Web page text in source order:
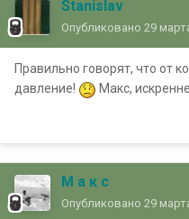
Stanislav
Опубликовано 29
Правильно говорят, что от
давление!
Макс,
М а к с
Опубликовано 29